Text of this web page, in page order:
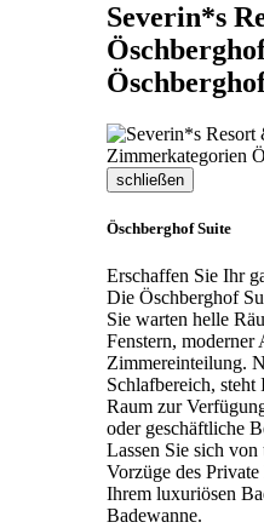
Severin*s
schließen
Öschberghof Suite
Erschaffen Sie Ihr
Die Öschberghof
Sie warten helle
Fenstern, moderner
Zimmereinteilung.
Schlafbereich,
Raum zur
oder geschäftliche
Lassen Sie sich
Vorzüge des
Ihrem luxuriösen
Badewanne.